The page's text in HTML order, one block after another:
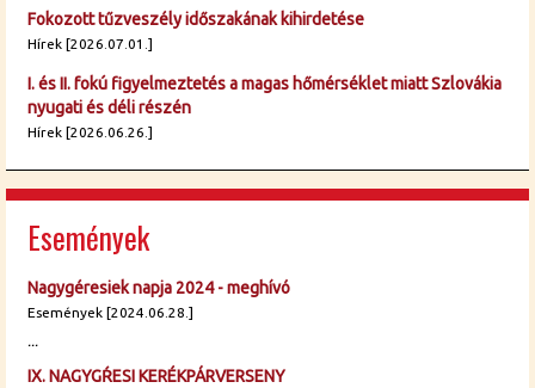
Fokozott tűzveszély időszakának kihirdetése
Hírek [2026.07.01.]
I. és II. fokú figyelmeztetés a magas hőmérséklet miatt Szlovákia
nyugati és déli részén
Hírek [2026.06.26.]
Események
Nagygéresiek napja 2024 - meghívó
Események [2024.06.28.]
...
IX. NAGYGŔESI KERÉKPÁRVERSENY